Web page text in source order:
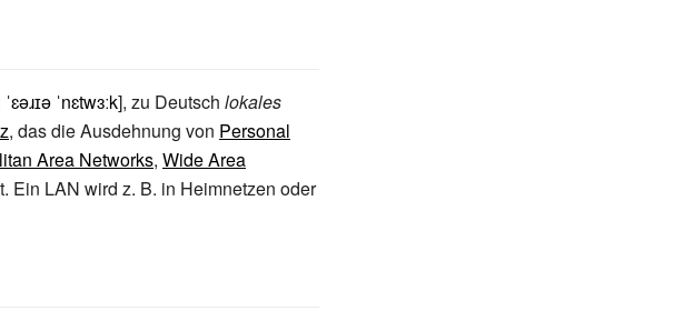
ˈnɛtwɜːk], zu Deutsch lokales
, das die Ausdehnung von Personal
Area Networks, Wide Area
Ein LAN wird z. B. in Heimnetzen oder